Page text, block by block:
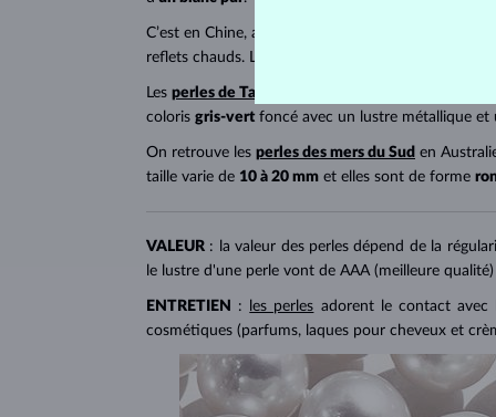
C’est en Chine, au Vietnam et au Japon qu’on
reflets chauds. Leur forme est
Les perles de Tahiti
proviennent quant à elles de
coloris gris-vert foncé avec un lustre métallique et
On retrouve les perles des mers du Sud en
taille varie de 10 à 20 mm et elles sont de forme
VALEUR : la valeur des perles dépend de la
le lustre d'une perle vont de AAA (meilleure
ENTRETIEN : les perles adorent le contact avec
cosmétiques (parfums, laques pour cheveux et